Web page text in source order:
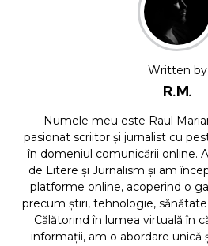
Written by
R.M.
Numele meu este Raul
pasionat scriitor și jurnalist cu
în domeniul comunicării online.
de Litere și Jurnalism și am
platforme online, acoperind o
precum știri, tehnologie,
Călătorind în lumea virtuală în
informații, am o abordare unică